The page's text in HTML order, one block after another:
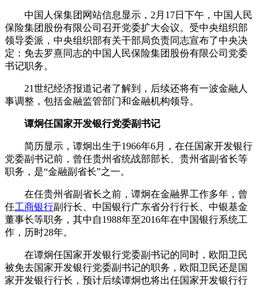
中国人保集团网站信息显示，2月17日下午，中国人民
保险集团股份有限公司召开党委扩大会议。受中央组织部
领导委派，中央组织部有关干部局负责同志宣布了中央决
定：免去罗熹同志的中国人民保险集团股份有限公司党委
书记职务。
21世纪经济报道记者了解到，后续还将有一波金融人
事调整，包括金融监管部门和金融机构领导。
谭炯任国家开发银行党委副书记
简历显示，谭炯出生于1966年6月，在任国家开发银行
党委副书记前，曾任贵州省统战部部长、贵州省副省长等
职务，是“金融副省长”之一。
在任贵州省副省长之前，谭炯在金融界工作多年，曾
任工商银行副行长、中国银行广东省分行行长、中银基金
董事长等职务，其中自1988年至2016年在中国银行系统工
作，历时28年。
在谭炯任国家开发银行党委副书记的同时，欧阳卫民
被免去国家开发银行党委副书记的职务，欧阳卫民还是国
家开发银行行长，预计后续谭炯也将出任国家开发银行行